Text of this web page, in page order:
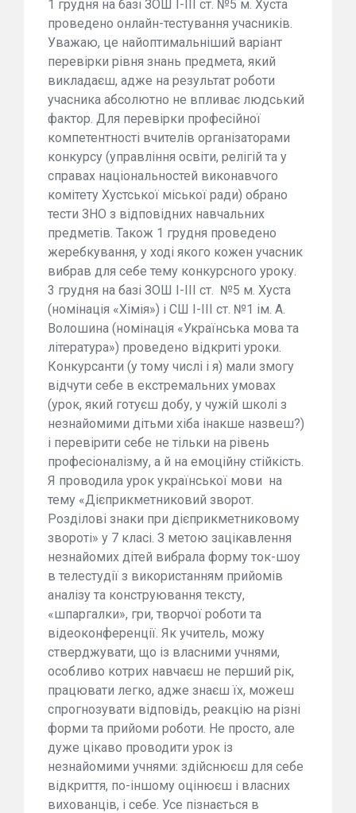
1 грудня на базі ЗОШ І-ІІІ ст. №5 м. Хуста
проведено онлайн-тестування учасників.
Уважаю, це найоптимальніший варіант
перевірки рівня знань предмета, який
викладаєш, адже на результат роботи
учасника абсолютно не впливає людський
фактор. Для перевірки професійної
компетентності вчителів організаторами
конкурсу (управління освіти, релігій та у
справах національностей виконавчого
комітету Хустської міської ради) обрано
тести ЗНО з відповідних навчальних
предметів. Також 1 грудня проведено
жеребкування, у ході якого кожен учасник
вибрав для себе тему конкурсного уроку.
3 грудня на базі ЗОШ І-ІІІ ст. №5 м. Хуста
(номінація «Хімія») і СШ І-ІІІ ст. №1 ім. А.
Волошина (номінація «Українська мова та
література») проведено відкриті уроки.
Конкурсанти (у тому числі і я) мали змогу
відчути себе в екстремальних умовах
(урок, який готуєш добу, у чужій школі з
незнайомими дітьми хіба інакше назвеш?)
і перевірити себе не тільки на рівень
професіоналізму, а й на емоційну стійкість.
Я проводила урок української мови на
тему «Дієприкметниковий зворот.
Розділові знаки при дієприкметниковому
звороті» у 7 класі. З метою зацікавлення
незнайомих дітей вибрала форму ток-шоу
в телестудії з використанням прийомів
аналізу та конструювання тексту,
«шпаргалки», гри, творчої роботи та
відеоконференції. Як учитель, можу
стверджувати, що із власними учнями,
особливо котрих навчаєш не перший рік,
працювати легко, адже знаєш їх, можеш
спрогнозувати відповідь, реакцію на різні
форми та прийоми роботи. Не просто, але
дуже цікаво проводити урок із
незнайомими учнями: здійснюєш для себе
відкриття, по-іншому оцінюєш і власних
вихованців, і себе. Усе пізнається в